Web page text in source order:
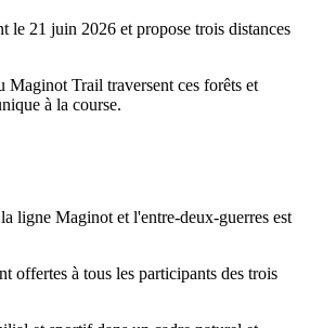
le 21 juin 2026 et propose trois distances
Maginot Trail traversent ces forêts et
à la course.
ligne Maginot et l'entre-deux-guerres est
offertes à tous les participants des trois